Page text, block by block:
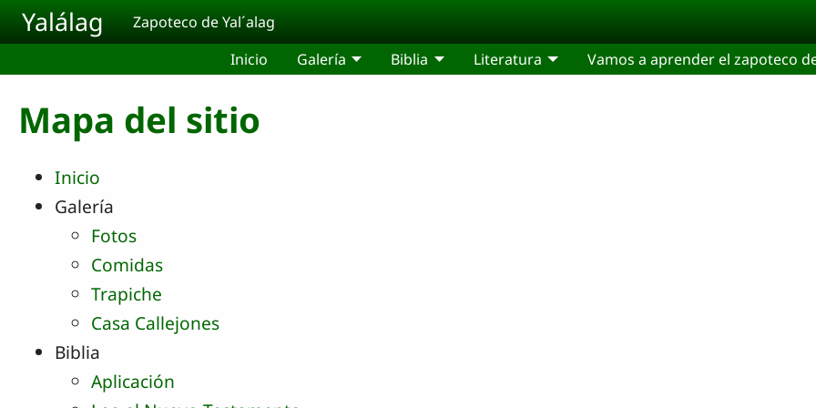
Pasar al contenido principal
Yalálag Zapoteco de Yal´alag
Inicio Galería Biblia Literatura Vamos a aprender el zapoteco
Mapa del sitio
Inicio
Galería
Fotos
Comidas
Trapiche
Casa Callejones
Biblia
Aplicación